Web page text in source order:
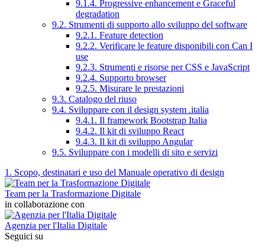
9.1.4. Progressive enhancement e Graceful
degradation
9.2. Strumenti di supporto allo sviluppo del software
9.2.1. Feature detection
9.2.2. Verificare le feature disponibili con Can I
use
9.2.3. Strumenti e risorse per CSS e JavaScript
9.2.4. Supporto browser
9.2.5. Misurare le prestazioni
9.3. Catalogo del riuso
9.4. Sviluppare con il design system .italia
9.4.1. Il framework Bootstrap Italia
9.4.2. Il kit di sviluppo React
9.4.3. Il kit di sviluppo Angular
9.5. Sviluppare con i modelli di sito e servizi
1. Scopo, destinatari e uso del Manuale operativo di design
Team per la Trasformazione Digitale
in collaborazione con
Agenzia per l'Italia Digitale
Seguici su